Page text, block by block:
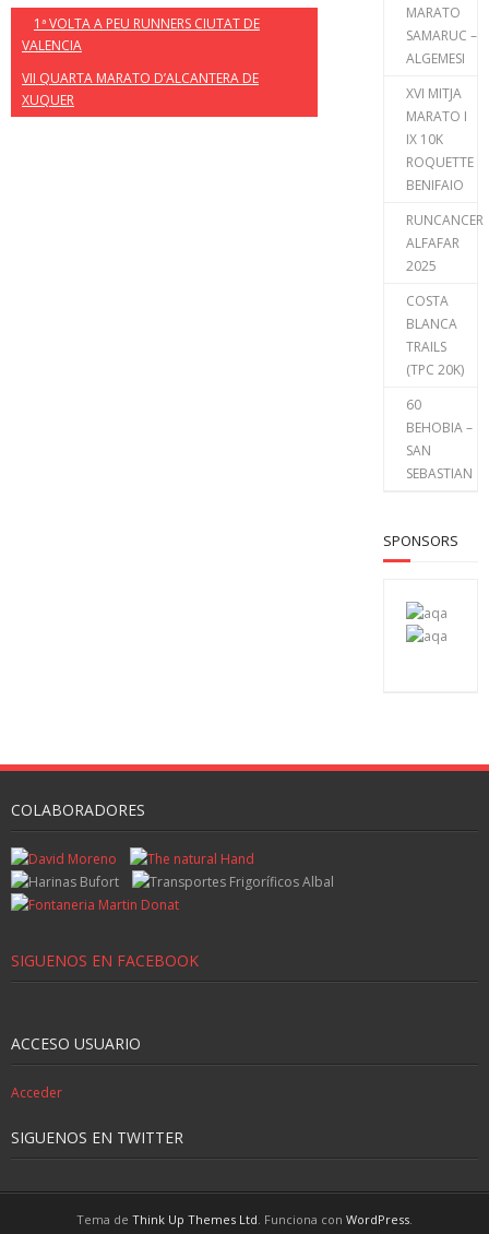
1ª VOLTA A PEU RUNNERS CIUTAT DE
VALENCIA
VII QUARTA MARATO D’ALCANTERA DE
XUQUER
MARATO
SAMARUC –
ALGEMESI
XVI MITJA
MARATO I
IX 10K
ROQUETTE
BENIFAIO
RUNCANCER
ALFAFAR
2025
COSTA
BLANCA
TRAILS
(TPC 20K)
60
BEHOBIA –
SAN
SEBASTIAN
SPONSORS
COLABORADORES
SIGUENOS EN FACEBOOK
ACCESO USUARIO
Acceder
SIGUENOS EN TWITTER
Tema de Think Up Themes Ltd. Funciona con WordPress.